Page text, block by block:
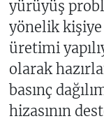
yürüyüş
yönelik
üretimi
olarak
basınç
hizasının